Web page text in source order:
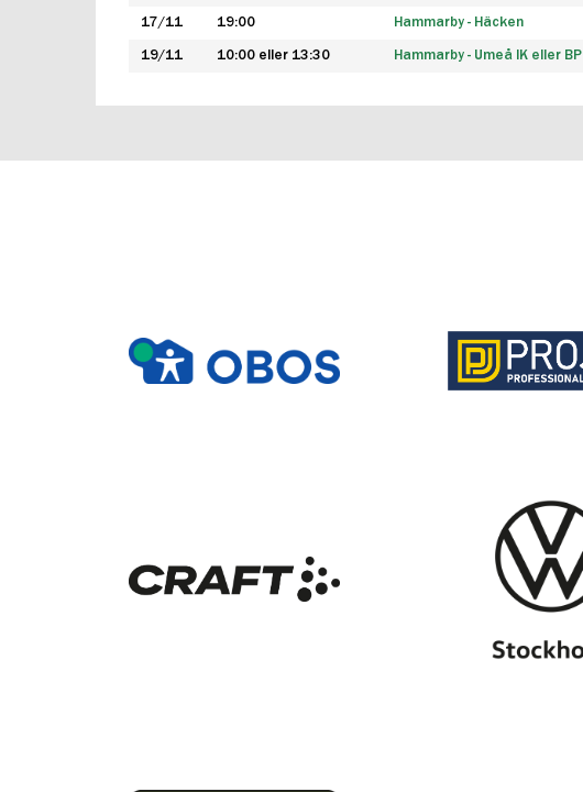
17/11 19:00 Hammarby - Häcken
19/11 10:00 eller 13:30 Hammarby - Umeå IK eller BP